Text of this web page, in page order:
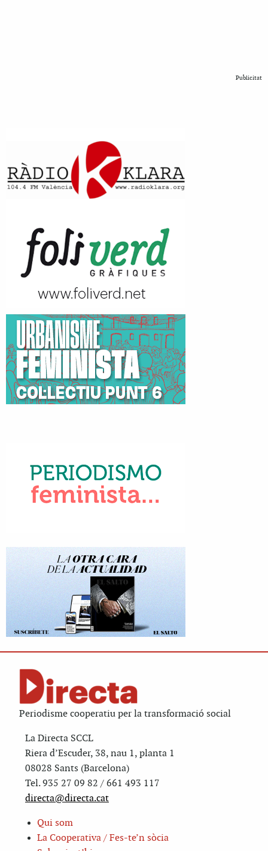
Publicitat
Periodisme cooperatiu per la transformació social
La Directa SCCL
Riera d’Escuder, 38, nau 1, planta 1
08028 Sants (Barcelona)
Tel. 935 27 09 82 / 661 493 117
directa@directa.cat
Qui som
La Cooperativa / Fes-te’n sòcia